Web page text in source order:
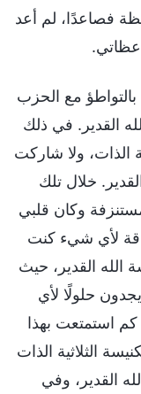
فصاعدًا، لم أعد
عظاتي.
بالتواطؤ مع الحزب
القدير. في ذلك
الذات، ولا شاركت
خلال تلك
وكان قلبي
لأي شيء كنت
القدير، حيث
حلولًا لأي
استمتعت بهذا
الثلاثية الذات
القدير، وفي